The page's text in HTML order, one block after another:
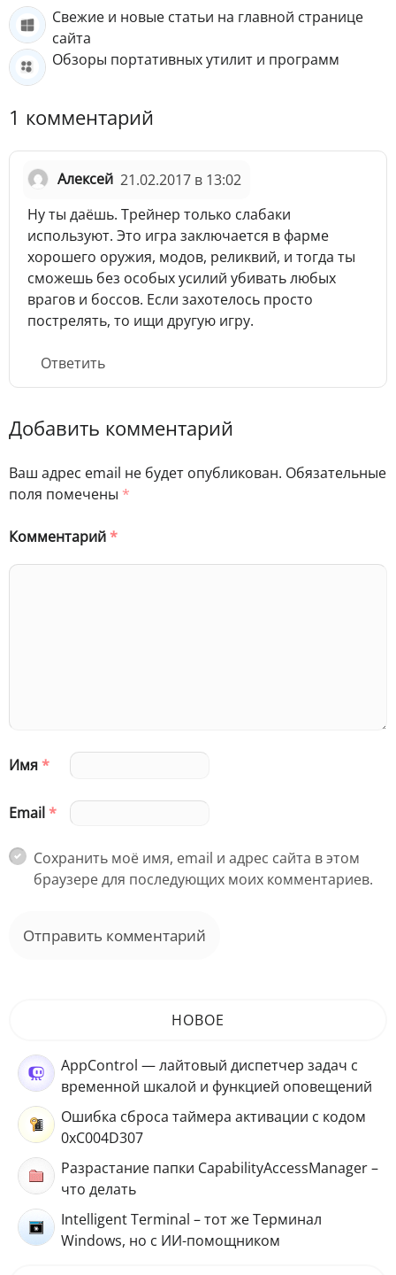
Свежие и новые статьи на главной странице
сайта
Обзоры портативных утилит и программ
1 комментарий
Алексей 21.02.2017 в 13:02
Ну ты даёшь. Трейнер только слабаки
используют. Это игра заключается в фарме
хорошего оружия, модов, реликвий, и тогда ты
сможешь без особых усилий убивать любых
врагов и боссов. Если захотелось просто
пострелять, то ищи другую игру.
Ответить
Добавить комментарий
Ваш адрес email не будет опубликован. Обязательные
поля помечены *
Комментарий*
Имя*
Email*
Сохранить моё имя, email и адрес сайта в этом
браузере для последующих моих комментариев.
НОВОЕ
AppControl — лайтовый диспетчер задач с
временной шкалой и функцией оповещений
Ошибка сброса таймера активации с кодом
0xC004D307
Разрастание папки CapabilityAccessManager –
что делать
Intelligent Terminal – тот же Терминал
Windows, но с ИИ-помощником